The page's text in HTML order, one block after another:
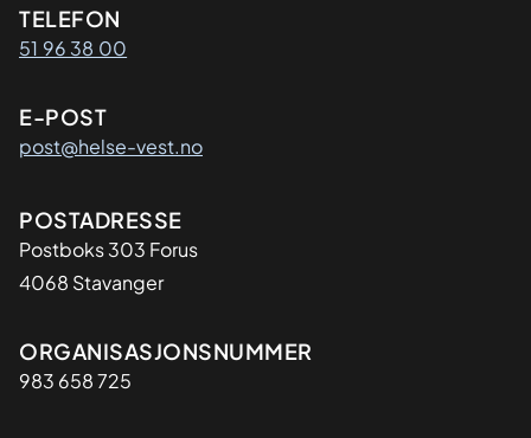
Kontaktinformasjon
TELEFON
51 96 38 00
E-POST
post@helse-vest.no
Adresse
POSTADRESSE
Postboks 303 Forus
4068 Stavanger
Organisasjon
ORGANISASJONSNUMMER
983 658 725